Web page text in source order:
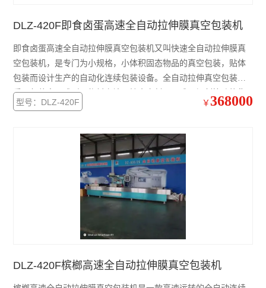
DLZ-420F即食卤蛋高速全自动拉伸膜真空包装机
即食卤蛋高速全自动拉伸膜真空包装机又叫快速全自动拉伸膜真
空包装机，是专门为小规格，小体积固态物品的真空包装，贴体
包装而设计生产的自动化连续包装设备。全自动拉伸真空包装机
采用包装容器成型，物料充填，抽真空封口，成品切割等功能集
合于一体的设计，能成倍地提高生产效率，大幅度降低人工的使
型号：DLZ-420F ￥ 368000
DLZ-420F槟榔高速全自动拉伸膜真空包装机